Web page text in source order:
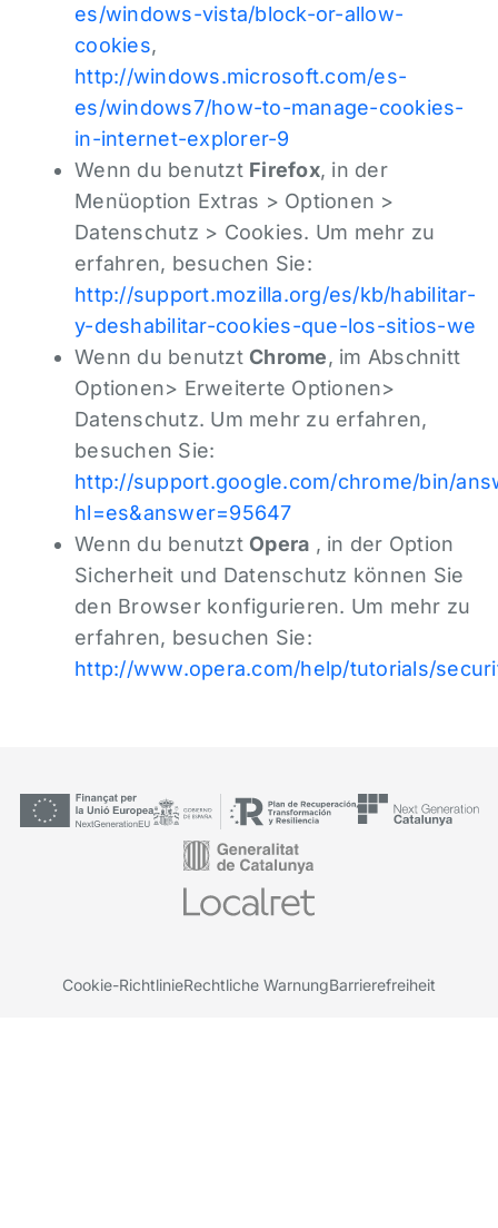
es/windows-vista/block-or-allow-
cookies,
http://windows.microsoft.com/es-
es/windows7/how-to-manage-cookies-
in-internet-explorer-9
Wenn du benutzt Firefox, in der
Menüoption Extras > Optionen >
Datenschutz > Cookies. Um mehr zu
erfahren, besuchen Sie:
http://support.mozilla.org/es/kb/habilitar-
y-deshabilitar-cookies-que-los-sitios-we
Wenn du benutzt Chrome, im Abschnitt
Optionen> Erweiterte Optionen>
Datenschutz. Um mehr zu erfahren,
besuchen Sie:
http://support.google.com/chrome/bin/
hl=es&answer=95647
Wenn du benutzt Opera , in der Option
Sicherheit und Datenschutz können Sie
den Browser konfigurieren. Um mehr zu
erfahren, besuchen Sie:
http://www.opera.com/help/tutorials/
Cookie-RichtlinieRechtliche WarnungBarrierefreiheit